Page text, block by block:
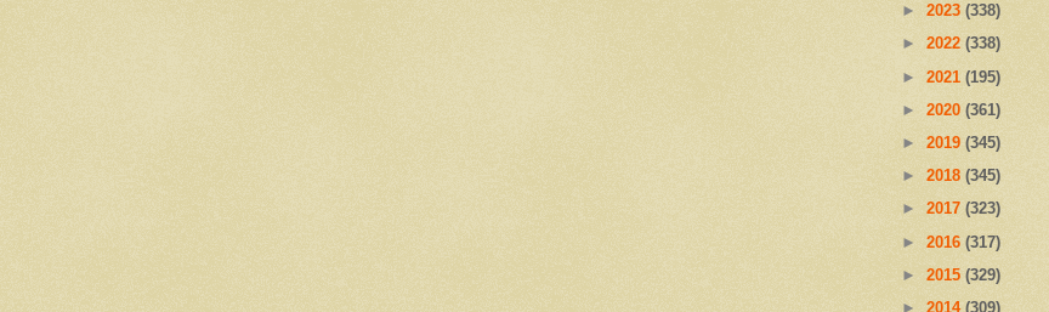
► 2023 (338)
► 2022 (338)
► 2021 (195)
► 2020 (361)
► 2019 (345)
► 2018 (345)
► 2017 (323)
► 2016 (317)
► 2015 (329)
► 2014 (309)